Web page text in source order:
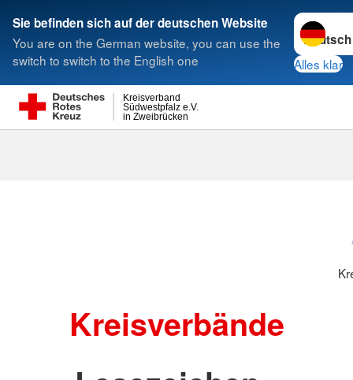
Sie befinden sich auf der deutschen Website
You are on the German website, you can use the
switch to switch to the English one
Sprache
Alles klar
in Zweibrücken
Südwestpfalz e.V.
Kreisverband
Suche
Kreisverbände